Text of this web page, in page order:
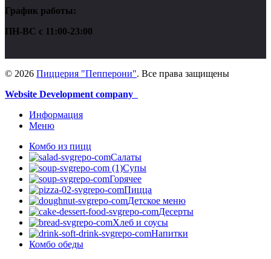
График работы:
ПН-ВС с 11:00-23:00
© 2026 Пиццерия "Пепперони". Все права защищены
Website Development company
Информация
Меню
Комбо из пицц
Салаты
Супы
Горячее
Пицца
Детское меню
Десерты
Хлеб и соусы
Напитки
Комбо обеды